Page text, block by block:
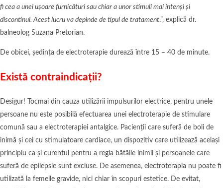
fi cea a unei ușoare furnicături sau chiar a unor stimuli mai intenși și
discontinui. Acest lucru va depinde de tipul de tratament.”, explică dr.
balneolog Suzana Pretorian.
De obicei, ședința de electroterapie durează între 15 – 40 de minute.
Există contraindicaţii?
Desigur! Tocmai din cauza utilizării impulsurilor electrice, pentru unele
persoane nu este posibilă efectuarea unei electroterapie de stimulare
comună sau a electroterapiei antalgice. Pacienții care suferă de boli de
inimă și cei cu stimulatoare cardiace, un dispozitiv care utilizează același
principiu ca și curentul pentru a regla bătăile inimii și persoanele care
suferă de epilepsie sunt excluse. De asemenea, electroterapia nu poate fi
utilizată la femeile gravide, nici chiar în scopuri estetice. De evitat,